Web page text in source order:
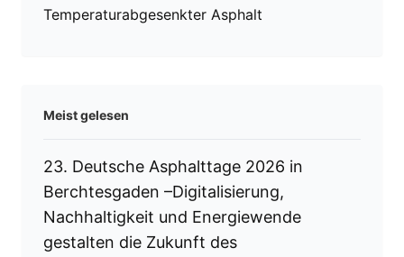
Temperaturabgesenkter Asphalt
Meist gelesen
23. Deutsche Asphalttage 2026 in
Berchtesgaden –Digitalisierung,
Nachhaltigkeit und Energiewende
gestalten die Zukunft des